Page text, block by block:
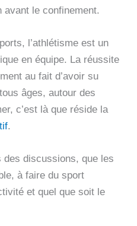
avant le confinement.
l’athlétisme est un
en équipe. La réussite
au fait d’avoir su
âges, autour des
c’est là que réside la
.
discussions, que les
à faire du sport
et quel que soit le